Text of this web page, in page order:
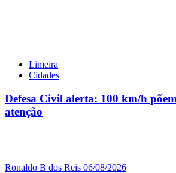
Limeira
Cidades
Defesa Civil alerta: 100 km/h
atenção
Ronaldo B dos Reis 06/08/2026